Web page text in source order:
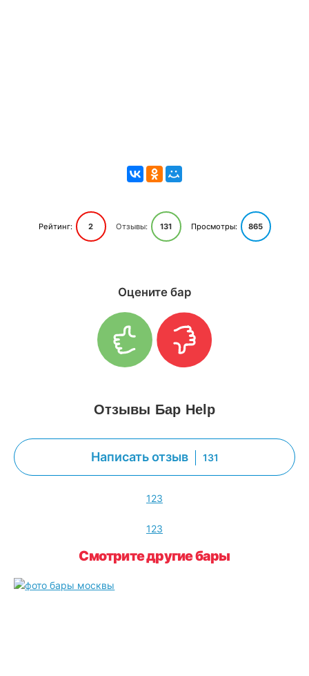
Рейтинг: 2 Отзывы: 131 Просмотры: 865
Оцените бар
Отзывы Бар Help
Написать отзыв 131
123
123
Смотрите другие бары